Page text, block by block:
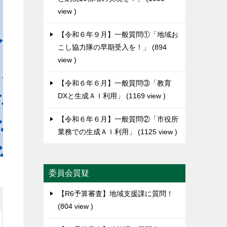
view
【令和６年９月】一般質問①「地域お
こし協力隊の早期受入を！」
894
view
【令和６年６月】一般質問③「教育
DXと生成ＡＩ利用」
1169 view
【令和６年６月】一般質問②「市役所
業務での生成ＡＩ利用」
1125 view
委員会質疑
【R6予算審査】地域支援課に質問！
804 view